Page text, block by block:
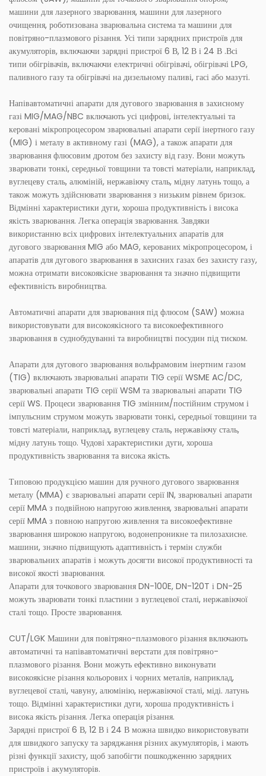
машини для лазерного зварювання, машини для лазерного
очищення, роботизована зварювальна система та машини для
повітряно-плазмового різання. Усі типи зарядних пристроїв для
акумуляторів, включаючи зарядні пристрої 6 В, 12 В і 24 В .Всі
типи обігрівачів, включаючи електричні обігрівачі, обігрівачі LPG,
паливного газу та обігрівачі на дизельному паливі, гасі або мазуті.
Напівавтоматичні апарати для дугового зварювання в захисному
газі MIG/MAG/NBC включають усі цифрові, інтелектуальні та
керовані мікропроцесором зварювальні апарати серії інертного газу
(MIG) і металу в активному газі (MAG), а також апарати для
зварювання флюсовим дротом без захисту від газу. Вони можуть
зварювати тонкі, середньої товщини та товсті матеріали, наприклад,
вуглецеву сталь, алюміній, нержавіючу сталь, мідну латунь тощо, а
також можуть здійснювати зварювання з низьким рівнем бризок.
Відмінні характеристики дуги, хороша продуктивність і висока
якість зварювання. Легка операція зварювання. Завдяки
використанню всіх цифрових інтелектуальних апаратів для
дугового зварювання MIG або MAG, керованих мікропроцесором, і
апаратів для дугового зварювання в захисних газах без захисту газу,
можна отримати високоякісне зварювання та значно підвищити
ефективність виробництва.
Автоматичні апарати для зварювання під флюсом (SAW) можна
використовувати для високоякісного та високоефективного
зварювання в суднобудуванні та виробництві посудин під тиском.
Апарати для дугового зварювання вольфрамовим інертним газом
(TIG) включають зварювальні апарати TIG серії WSME AC/DC,
зварювальні апарати TIG серії WSM та зварювальні апарати TIG
серії WS. Процеси зварювання TIG змінним/постійним струмом і
імпульсним струмом можуть зварювати тонкі, середньої товщини та
товсті матеріали, наприклад, вуглецеву сталь, нержавіючу сталь,
мідну латунь тощо. Чудові характеристики дуги, хороша
продуктивність зварювання та висока якість.
Типовою продукцією машин для ручного дугового зварювання
металу (MMA) є зварювальні апарати серії IN, зварювальні апарати
серії MMA з подвійною напругою живлення, зварювальні апарати
серії MMA з повною напругою живлення та високоефективне
зварювання широкою напругою, водонепроникне та пилозахисне.
машини, значно підвищують адаптивність і термін служби
зварювальних апаратів і можуть досягти високої продуктивності та
високої якості зварювання.
Апарати для точкового зварювання DN-100E, DN-120T і DN-25
можуть зварювати тонкі пластини з вуглецевої сталі, нержавіючої
сталі тощо. Просте зварювання.
CUT/LGK Машини для повітряно-плазмового різання включають
автоматичні та напівавтоматичні верстати для повітряно-
плазмового різання. Вони можуть ефективно виконувати
високоякісне різання кольорових і чорних металів, наприклад,
вуглецевої сталі, чавуну, алюмінію, нержавіючої сталі, міді. латунь
тощо. Відмінні характеристики дуги, хороша продуктивність і
висока якість різання. Легка операція різання.
Зарядні пристрої 6 В, 12 В і 24 В можна швидко використовувати
для швидкого запуску та заряджання різних акумуляторів, і мають
різні функції захисту, щоб запобігти пошкодженню зарядних
пристроїв і акумуляторів.